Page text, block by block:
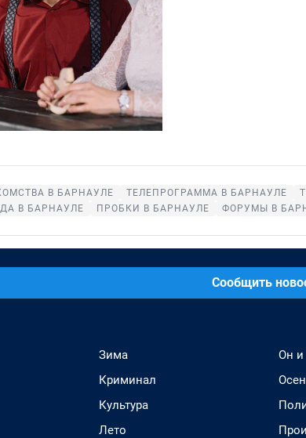
В БАРНАУЛЕ ТЕЛЕПРОГРАММА В БАРНАУЛЕ
В БАРНАУЛЕ
ПРОБКИ В БАРНАУЛЕ ФОРУМЫ В
Сообщить
Зима
Криминал
Культура
Лето
Он и